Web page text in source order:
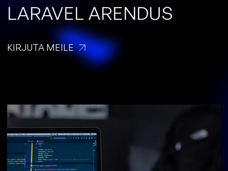
LARAVEL ARENDUS
KIRJUTA MEILE